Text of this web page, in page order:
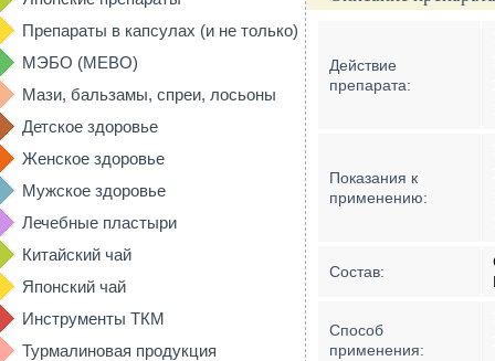
Препараты в капсулах (и не только)
МЭБО (MEBO)
Мази, бальзамы, спреи, лосьоны
Детское здоровье
Женское здоровье
Мужское здоровье
Лечебные пластыри
Китайский чай
Японский чай
Инструменты ТКМ
Турмалиновая продукция
Действие
препарата:
Показания к
применению:
Состав:
Способ
применения: